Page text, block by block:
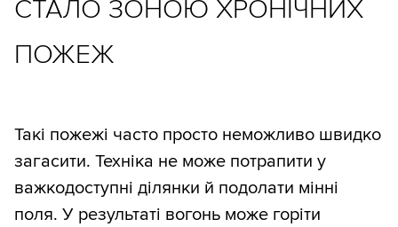
СТАЛО ЗОНОЮ ХРОНІЧНИХ
ПОЖЕЖ
Такі пожежі часто просто неможливо швидко
загасити. Техніка не може потрапити у
важкодоступні ділянки й подолати мінні
поля. У результаті вогонь може горіти